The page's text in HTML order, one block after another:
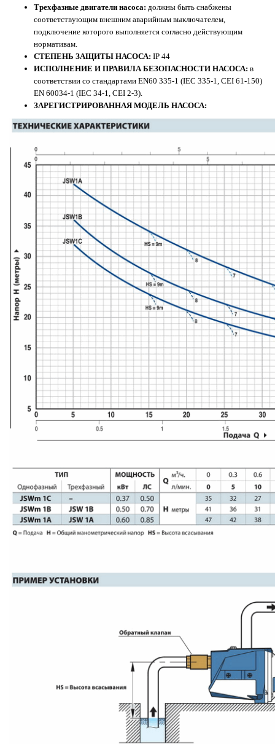
Трехфазные двигатели насоса: должны быть снабжены
соответствующим внешним аварийным выключателем,
подключение которого выполняется согласно действующим
нормативам.
СТЕПЕНЬ ЗАЩИТЫ НАСОСА: IP 44
ИСПОЛНЕНИЕ И ПРАВИЛА БЕЗОПАСНОСТИ НАСОСА: в
соответствии со стандартами EN60 335-1 (IEC 335-1, CEI 61-150)
EN 60034-1 (IEC 34-1, CEI 2-3).
ЗАРЕГИСТРИРОВАННАЯ МОДЕЛЬ НАСОСА: